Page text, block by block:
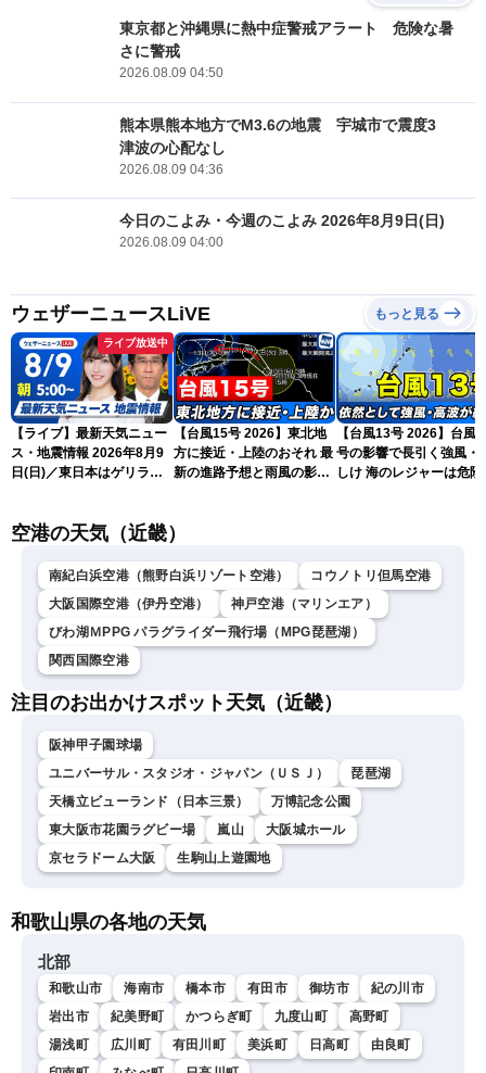
東京都と沖縄県に熱中症警戒アラート 危険な暑
さに警戒
2026.08.09 04:50
熊本県熊本地方でM3.6の地震 宇城市で震度3
津波の心配なし
2026.08.09 04:36
今日のこよみ・今週のこよみ 2026年8月9日(日)
2026.08.09 04:00
ウェザーニュースLiVE もっと見る
ライブ放送中
【ライブ】最新天気ニュー
ス・地震情報 2026年8月9
日(日)／東日本はゲリラ雷
ュースLiVEモーニング・魚
【台風15号 2026】東北地
方に接近・上陸のおそれ 最
新の進路予想と雨風の影響
【台風13号 2026】台風
号の影響で長引く強風・
しけ 海のレジャーは危険
空港の天気（近畿）
南紀白浜空港（熊野白浜リゾート空港）
コウノトリ但馬空港
大阪国際空港（伊丹空港）
神戸空港（マリンエア）
びわ湖ＭPPG パラグライダー飛行場（MPG琵琶湖）
関西国際空港
注目のお出かけスポット天気（近畿）
阪神甲子園球場
ユニバーサル・スタジオ・ジャパン（ＵＳＪ）
琵琶湖
天橋立ビューランド（日本三景）
万博記念公園
東大阪市花園ラグビー場
嵐山
大阪城ホール
京セラドーム大阪
生駒山上遊園地
和歌山県の各地の天気
北部
和歌山市 海南市 橋本市 有田市 御坊市
紀の川市
岩出市
紀美野町 かつらぎ町 九度山町
高野町
湯浅町
広川町 有田川町 美浜町 日高町
由良町